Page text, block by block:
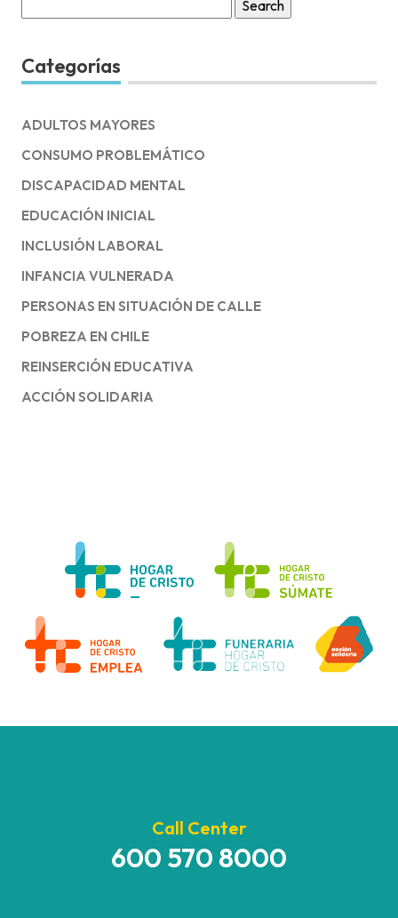
for:
Categorías
ADULTOS MAYORES
CONSUMO PROBLEMÁTICO
DISCAPACIDAD MENTAL
EDUCACIÓN INICIAL
INCLUSIÓN LABORAL
INFANCIA VULNERADA
PERSONAS EN SITUACIÓN DE CALLE
POBREZA EN CHILE
REINSERCIÓN EDUCATIVA
ACCIÓN SOLIDARIA
Call Center
600 570 8000